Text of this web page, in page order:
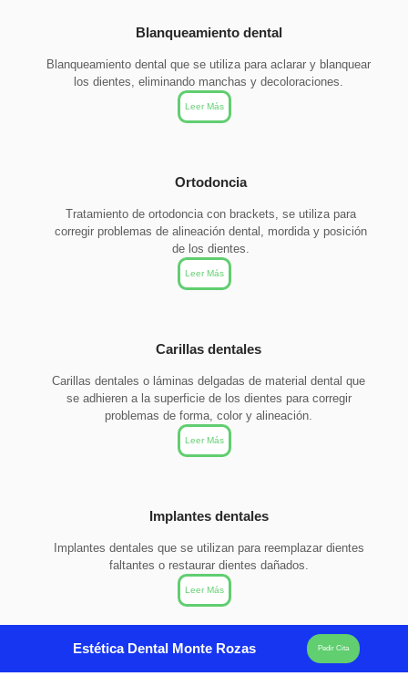
Blanqueamiento dental
Blanqueamiento dental que se utiliza para aclarar y blanquear
los dientes, eliminando manchas y decoloraciones.
Leer Más
Ortodoncia
Tratamiento de ortodoncia con brackets, se utiliza para
corregir problemas de alineación dental, mordida y posición
de los dientes.
Leer Más
Carillas dentales
Carillas dentales o láminas delgadas de material dental que
se adhieren a la superficie de los dientes para corregir
problemas de forma, color y alineación.
Leer Más
Implantes dentales
Implantes dentales que se utilizan para reemplazar dientes
faltantes o restaurar dientes dañados.
Leer Más
Estética Dental Monte Rozas Pedir Cita